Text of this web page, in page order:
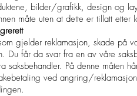
bilder/grafikk, design og
måte uten at dette er tillatt
gjelder reklamasjon, skade på
Du får da svar fra en av våre
saksbehandler. På denne måten
ved angring/